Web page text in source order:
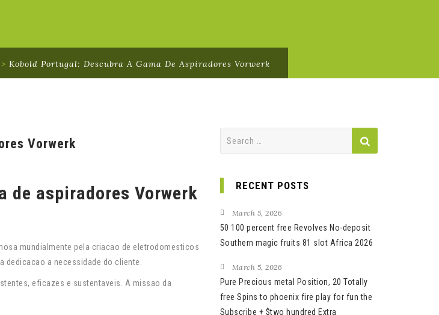
> Kobold Portugal: Descubra A Gama De Aspiradores Vorwerk
Vorwerk
de aspiradores Vorwerk
mundialmente pela criacao de eletrodomesticos
dedicacao a necessidade do cliente.
eficazes e sustentaveis. A missao da
RECENT POSTS
March 5, 2026
50 100 percent free Revolves No-deposit
Southern magic fruits 81 slot Africa 2026
March 5, 2026
Pure Precious metal Position, 20 Totally
free Spins to phoenix fire play for fun the
Subscribe + $two hundred Extra